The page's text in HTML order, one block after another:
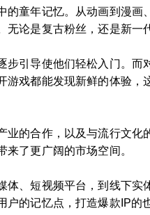
童年记忆。从动画到漫画
论是复古粉丝，还是新一
引导使他们轻松入门。而
戏都能发现新鲜的体验，
的合作，以及与流行文化
了更广阔的市场空间。
、短视频平台，到线下实
的记忆点，打造爆款IP的